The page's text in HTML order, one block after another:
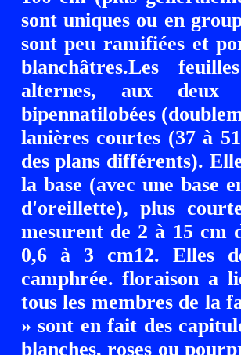
sont uniques ou en
sont peu ramifiées et
blanchâtres.Les
alternes, aux deux
bipennatilobées
lanières courtes (37 à
des plans différents).
la base (avec une base
d'oreillette), plus
mesurent de 2 à 15 cm
0,6 à 3 cm12. Elles
camphrée. floraison a
tous les membres de la
» sont en fait des
blanches, roses ou